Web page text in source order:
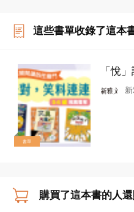
這些書單收錄了這本
書單
「悅
歲）
購買了這本書的人